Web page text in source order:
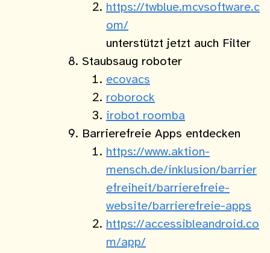
https://twblue.mcvsoftware.c
om/
unterstützt jetzt auch Filter
Staubsaug roboter
ecovacs
roborock
irobot roomba
Barrierefreie Apps entdecken
https://www.aktion-
mensch.de/inklusion/barrier
efreiheit/barrierefreie-
website/barrierefreie-apps
https://accessibleandroid.co
m/app/